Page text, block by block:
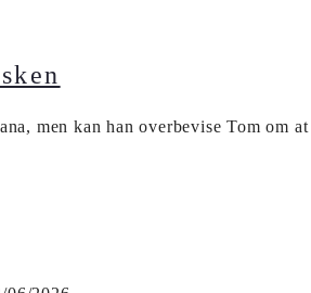
men kan han overbevise Tom om